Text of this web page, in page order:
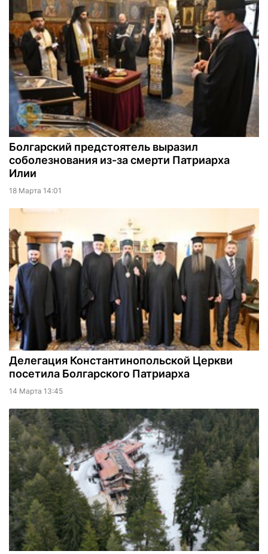
Болгарский предстоятель выразил
соболезнования из-за смерти Патриарха
Илии
18 Марта 14:01
Делегация Константинопольской Церкви
посетила Болгарского Патриарха
14 Марта 13:45